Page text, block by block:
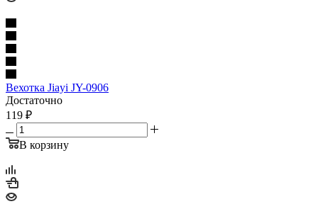
Вехотка Jiayi JY-0906
Достаточно
119 ₽
В корзину